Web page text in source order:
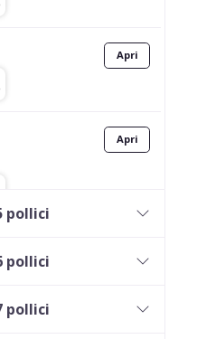
pollici
pollici
pollici